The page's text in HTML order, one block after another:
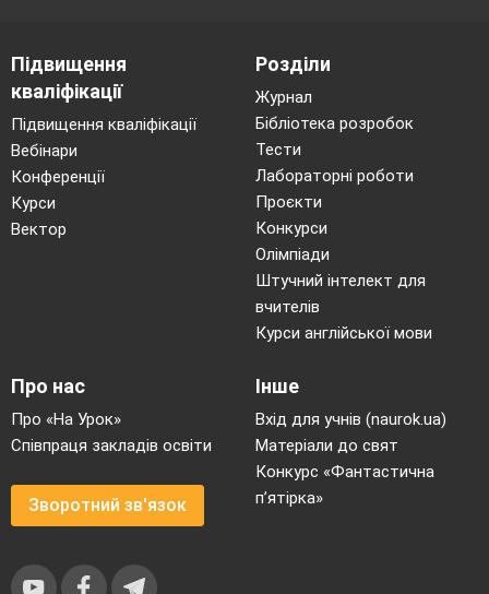
Підвищення
кваліфікації
Підвищення кваліфікації
Вебінари
Конференції
Курси
Вектор
Розділи
Журнал
Бібліотека розробок
Тести
Лабораторні роботи
Проєкти
Конкурси
Олімпіади
Штучний інтелект для
вчителів
Курси англійської мови
Про нас
Про «На Урок»
Співпраця закладів освіти
Зворотний зв'язок
Інше
Вхід для учнів (naurok.ua)
Матеріали до свят
Конкурс «Фантастична
п’ятірка»